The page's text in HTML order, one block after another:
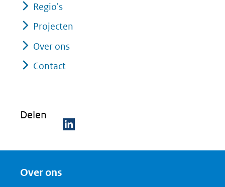
Regio's
Projecten
Over ons
Contact
Delen
Over ons